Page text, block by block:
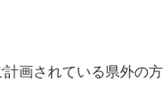
画されている県外の方